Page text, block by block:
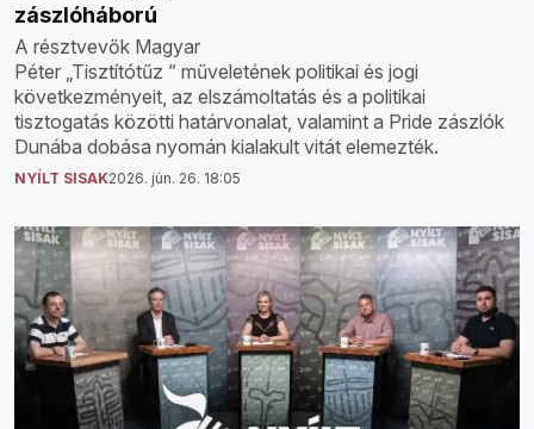
zászlóháború
A résztvevők Magyar
Péter „Tisztítótűz ” műveletének politikai és jogi
következményeit, az elszámoltatás és a politikai
tisztogatás közötti határvonalat, valamint a Pride zászlók
Dunába dobása nyomán kialakult vitát elemezték.
NYÍLT SISAK2026. jún. 26. 18:05